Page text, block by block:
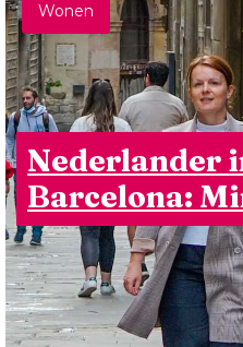
Wonen
Nederlander
Barcelona: